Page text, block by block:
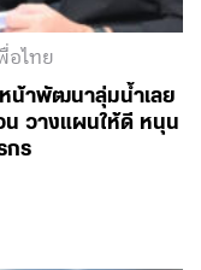
อไทย
หน้าพัฒนาลุ่มน้ำเลย
วางแผนให้ดี หนุน
กร